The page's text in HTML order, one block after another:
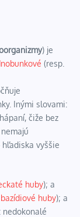
) je
(resp.
Inými slovami:
čiže bez
hľadiska vyššie
huby); a
bazídiové huby); a
nedokonalé